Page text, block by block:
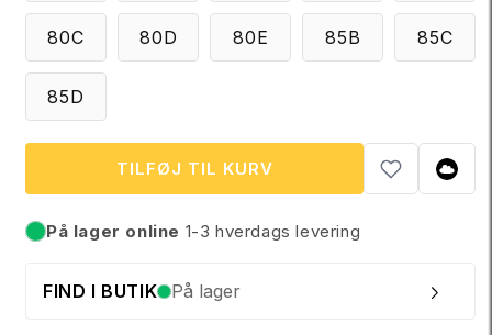
80C 80D 80E 85B 85C
85D
TILFØJ TIL KURV
På lager
På lager online 1-3 hverdags levering
FIND I BUTIK På lager